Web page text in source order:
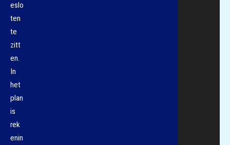
eslo
ten
te
zitt
en.
In
het
plan
is
rek
enin